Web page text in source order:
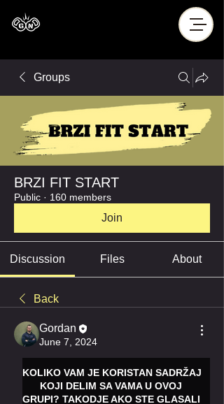
Groups
BRZI FIT START
Public · 160 members
Join
Discussion Files About
Back
Gordan
June 7, 2024
KOLIKO VAM JE KORISTAN SADRŽAJ
KOJI DELIM SA VAMA U OVOJ
GRUPI? TAKODJE AKO STE GLASALI